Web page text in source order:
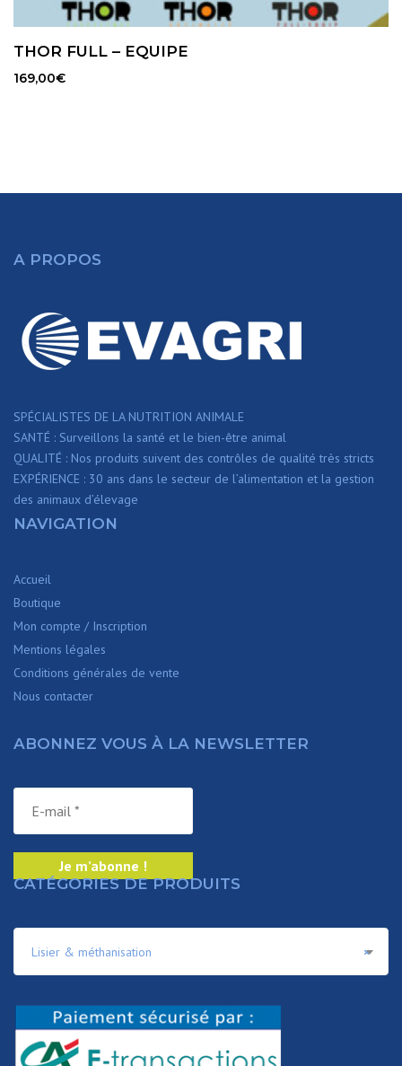
THOR FULL – EQUIPE
169,00€
A PROPOS
SPÉCIALISTES DE LA NUTRITION ANIMALE
SANTÉ : Surveillons la santé et le bien-être animal
QUALITÉ : Nos produits suivent des contrôles de qualité très stricts
EXPÉRIENCE : 30 ans dans le secteur de l’alimentation et la gestion
des animaux d’élevage
NAVIGATION
Accueil
Boutique
Mon compte / Inscription
Mentions légales
Conditions générales de vente
Nous contacter
ABONNEZ VOUS À LA NEWSLETTER
CATÉGORIES DE PRODUITS
×
Lisier & méthanisation